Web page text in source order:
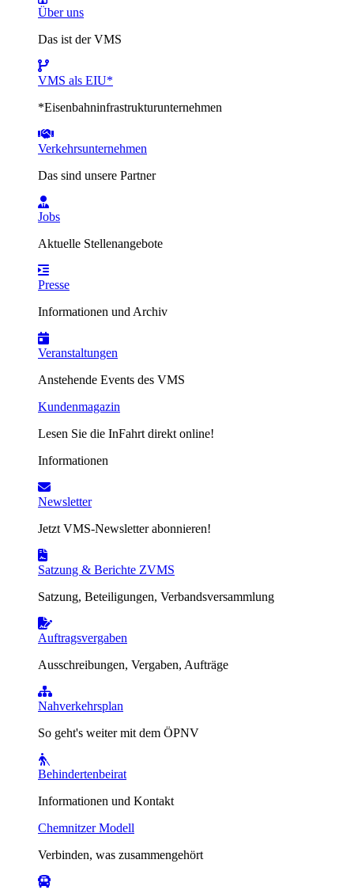
Über uns
Das ist der VMS
VMS als EIU*
*Eisenbahninfrastrukturunternehmen
Verkehrsunternehmen
Das sind unsere Partner
Jobs
Aktuelle Stellenangebote
Presse
Informationen und Archiv
Veranstaltungen
Anstehende Events des VMS
Kundenmagazin
Lesen Sie die InFahrt direkt online!
Informationen
Newsletter
Jetzt VMS-Newsletter abonnieren!
Satzung & Berichte ZVMS
Satzung, Beteiligungen, Verbandsversammlung
Auftragsvergaben
Ausschreibungen, Vergaben, Aufträge
Nahverkehrsplan
So geht's weiter mit dem ÖPNV
Behindertenbeirat
Informationen und Kontakt
Chemnitzer Modell
Verbinden, was zusammengehört